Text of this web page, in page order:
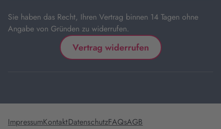
Sie haben das Recht, Ihren Vertrag binnen 14 Tagen ohne
Angabe von Gründen zu widerrufen.
Vertrag widerrufen
ImpressumKontaktDatenschutzFAQsAGB